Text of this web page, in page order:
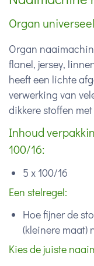
Organ
Organ
flanel, jersey,
heeft een lichte
verwerking van
dikkere stoffen
Inhoud
100/16:
5 x 100/16
Een stelregel:
Hoe fijner de
(kleinere maat)
Kies de juiste